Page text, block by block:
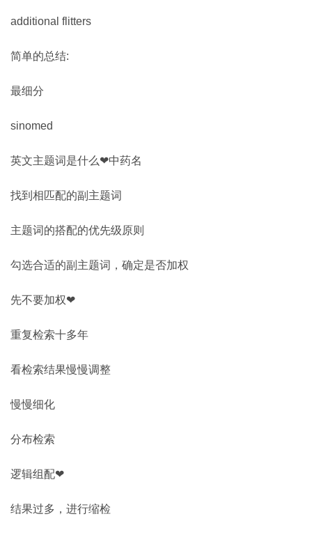
additional flitters
简单的总结:
最细分
sinomed
英文主题词是什么❤中药名
找到相匹配的副主题词
主题词的搭配的优先级原则
勾选合适的副主题词，确定是否加权
先不要加权❤
重复检索十多年
看检索结果慢慢调整
慢慢细化
分布检索
逻辑组配❤
结果过多，进行缩检